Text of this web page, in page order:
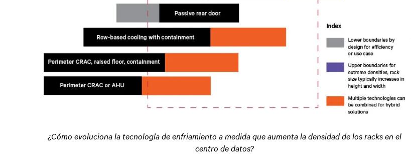
¿Cómo evoluciona la tecnología de enfriamiento a medida que aumenta la densidad de los racks en el
centro de datos?